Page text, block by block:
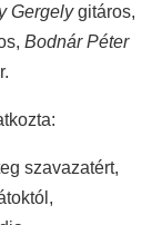
Gergelygitáros,
Bodnár Péter
szavazatért,